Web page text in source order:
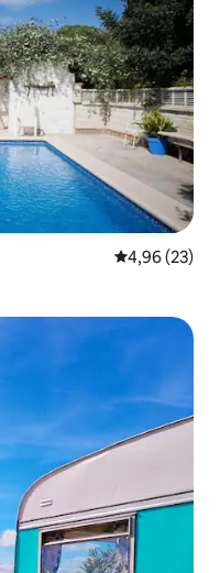
Note
4,96 (23)